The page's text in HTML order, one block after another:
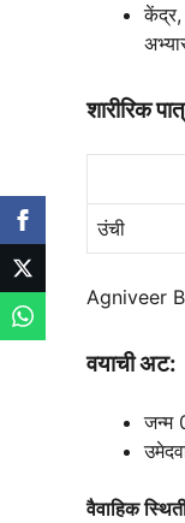
केंद्र,
शारीरिक
उंची
Agniveer
वयाची अट:
जन्म
वैवाहिक